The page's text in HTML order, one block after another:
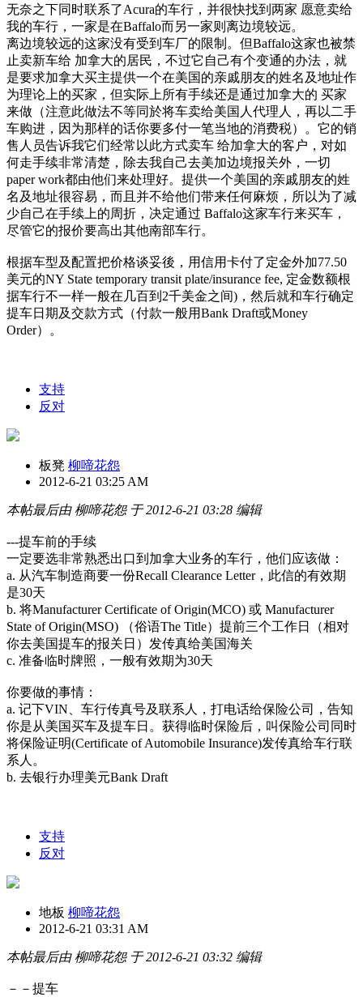
无奈之下同时联系了Acura的车行，并很快找到两家 愿意卖给
我的车行，一家是在Baffalo而另一家则离边境较远。
离边境较远的这家没有受到车厂的限制。但Baffalo这家也被禁
止卖新车给 加拿大的居民，不过它自己有个变通的办法，就
是要求加拿大买主提供一个在美国的亲戚朋友的姓名及地址作
为理论上的买家，但实际上所有手续还是通过加拿大的 买家
来做（注意此做法不等同於将车卖给美国人代理人，再以二手
车购进，因为那样的话你要多付一笔当地的消费税）。它的销
售人员告诉我它们经常以此方式卖车 给加拿大的客户，对如
何走手续非常清楚，除去我自己去美加边境报关外，一切
paper work都由他们来处理好。提供一个美国的亲戚朋友的姓
名及地址很容易，而且并不给他们带来任何麻烦，所以为了减
少自己在手续上的周折，决定通过 Baffalo这家车行来买车，
尽管它的报价要高出其他南部车行。
根据车型及配置把价格谈妥後，用信用卡付了定金外加77.50
美元的NY State temporary transit plate/insurance fee, 定金数额根
据车行不一样一般在几百到2千美金之间)，然后就和车行确定
提车日期及交款方式（付款一般用Bank Draft或Money
Order）。
支持
反对
板凳 柳啼花怨
2012-6-21 03:25 AM
本帖最后由 柳啼花怨 于 2012-6-21 03:28 编辑
---提车前的手续
一定要选非常熟悉出口到加拿大业务的车行，他们应该做：
a. 从汽车制造商要一份Recall Clearance Letter，此信的有效期
是30天
b. 将Manufacturer Certificate of Origin(MCO) 或 Manufacturer
State of Origin(MSO) （俗语The Title）提前三个工作日（相对
你去美国提车的报关日）发传真给美国海关
c. 准备临时牌照，一般有效期为30天
你要做的事情：
a. 记下VIN、车行传真号及联系人，打电话给保险公司，告知
你是从美国买车及提车日。获得临时保险后，叫保险公司同时
将保险证明(Certificate of Automobile Insurance)发传真给车行联
系人。
b. 去银行办理美元Bank Draft
支持
反对
地板 柳啼花怨
2012-6-21 03:31 AM
本帖最后由 柳啼花怨 于 2012-6-21 03:32 编辑
－－提车